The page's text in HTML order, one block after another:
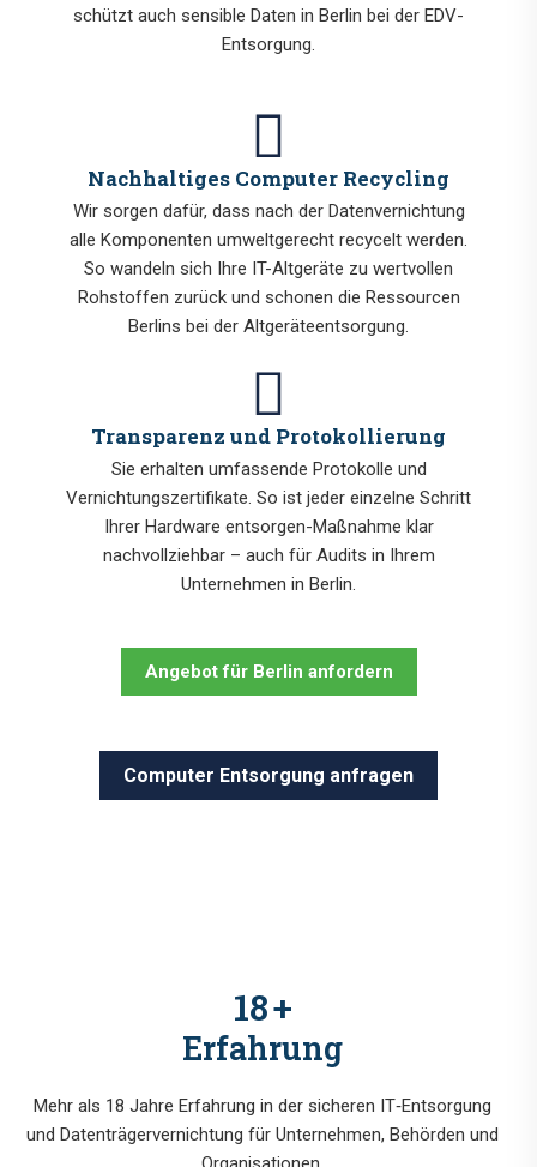
schützt auch sensible Daten in Berlin bei der EDV-
Entsorgung.
Nachhaltiges Computer Recycling
Wir sorgen dafür, dass nach der Datenvernichtung
alle Komponenten umweltgerecht recycelt werden.
So wandeln sich Ihre IT-Altgeräte zu wertvollen
Rohstoffen zurück und schonen die Ressourcen
Berlins bei der Altgeräteentsorgung.
Transparenz und Protokollierung
Sie erhalten umfassende Protokolle und
Vernichtungszertifikate. So ist jeder einzelne Schritt
Ihrer Hardware entsorgen-Maßnahme klar
nachvollziehbar – auch für Audits in Ihrem
Unternehmen in Berlin.
Angebot für Berlin anfordern
Computer Entsorgung anfragen
18+
Erfahrung
Mehr als 18 Jahre Erfahrung in der sicheren IT‑Entsorgung
und Datenträgervernichtung für Unternehmen, Behörden und